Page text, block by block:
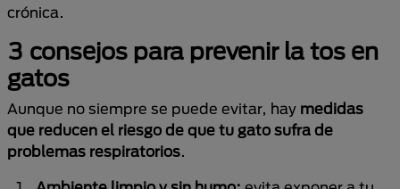
crónica.
3 consejos para prevenir la tos en
gatos
Aunque no siempre se puede evitar, hay medidas
que reducen el riesgo de que tu gato sufra de
problemas respiratorios.